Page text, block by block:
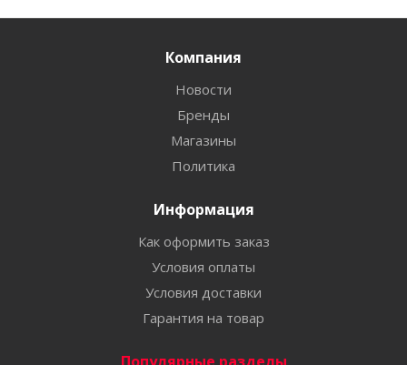
Компания
Новости
Бренды
Магазины
Политика
Информация
Как оформить заказ
Условия оплаты
Условия доставки
Гарантия на товар